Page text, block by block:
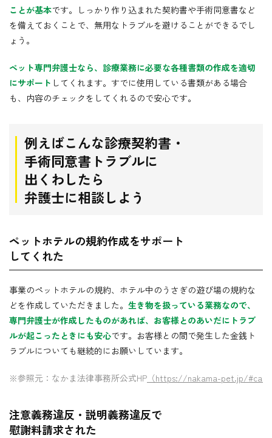
ことが基本です。しっかり作り込まれた契約書や手術同意書など
を備えておくことで、無用なトラブルを避けることができるでし
ょう。
ペット専門弁護士なら、診療業務に必要な各種書類の作成を適切
にサポート してくれます。すでに使用している書類がある場合
も、内容のチェックをしてくれるので安心です。
例えばこんな診療契約書・
手術同意書 トラブルに
出くわしたら
弁護士に相談しよう
ペットホテルの規約作成をサポート
してくれた
事業のペットホテルの規約、ホテル中のうさぎの遊び場の規約な
どを作成していただきました。 生き物を扱っている業務なので、
専門弁護士が作成したものがあれば、お客様とのあいだにトラブ
ルが起こったときにも安心です。お客様との間で発生した金銭ト
ラブルについても継続的にお願いしています。
※参照元：なかま法律事務所公式HP （https://nakama-pet.jp/
注意義務違反・説明義務違反で
慰謝料請求された